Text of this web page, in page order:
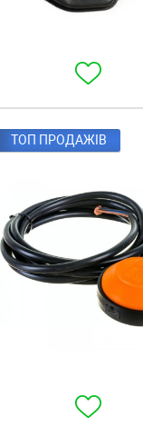
ТОП ПРОДАЖІВ